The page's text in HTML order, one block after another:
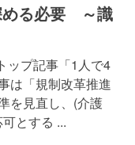
める必要 ～識
ップ記事「1人で4
は「規制改革推進
を見直し、(介護
とする ...